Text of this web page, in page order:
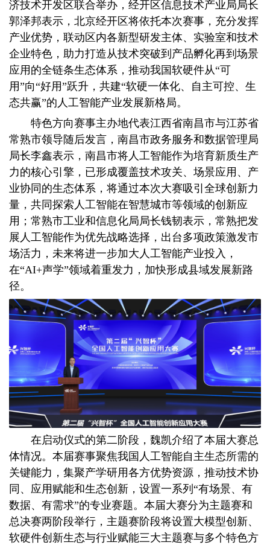
济技术开发区联合举办，经开区信息技术产业局局长
郭泽邦表示，北京经开区将依托本次赛事，充分发挥
产业优势，联动区内各新型研发主体、实验室和技术
企业特色，助力打造从技术突破到产品孵化再到场景
应用的全链条生态体系，推动我国软硬件从“可
用”向“好用”跃升，共建“软硬一体化、自主可控、生
态共赢”的人工智能产业发展新格局。
特色方向赛事主办地代表江西省南昌市与江苏省
常熟市领导随后发言，南昌市政务服务和数据管理局
局长李鑫表示，南昌市将人工智能作为培育新质生产
力的核心引擎，已形成覆盖技术攻关、场景应用、产
业协同的生态体系，将通过本次大赛吸引全球创新力
量，共同探索人工智能在智慧城市等领域的创新应
用；常熟市工业和信息化局局长钱韧表示，常熟把发
展人工智能作为优先战略选择，出台多项政策激发市
场活力，未来将进一步加大人工智能产业投入，
在“AI+声学”领域着重发力，加快形成县域发展新路
径。
在启动仪式的第二阶段，魏凯介绍了本届大赛总
体情况。本届赛事聚焦我国人工智能自主生态所需的
关键能力，集聚产学研用各方优势资源，推动技术协
同、应用赋能和生态创新，设置一系列“有场景、有
数据、有需求”的专业赛题。本届大赛分为主题赛和
总决赛两阶段举行，主题赛阶段将设置大模型创新、
软硬件创新生态与行业赋能三大主题赛与多个特色方